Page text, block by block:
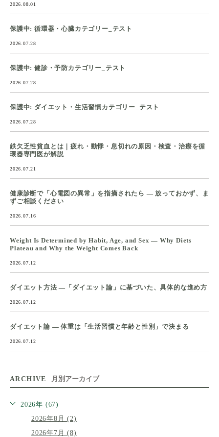
2026.08.01
保護中: 循環器・心臓カテゴリー_テスト
2026.07.28
保護中: 健診・予防カテゴリー_テスト
2026.07.28
保護中: ダイエット・生活習慣カテゴリー_テスト
2026.07.28
鉄欠乏性貧血とは｜疲れ・動悸・息切れの原因・検査・治療を循
環器専門医が解説
2026.07.21
健康診断で「心電図の異常」を指摘されたら ― 放っておかず、ま
ずご相談ください
2026.07.16
Weight Is Determined by Habit, Age, and Sex — Why Diets
Plateau and Why the Weight Comes Back
2026.07.12
ダイエット方法 ―「ダイエット論」に基づいた、具体的な進め方
2026.07.12
ダイエット論 ― 体重は「生活習慣と年齢と性別」で決まる
2026.07.12
ARCHIVE 月別アーカイブ
2026年 (67)
2026年8月 (2)
2026年7月 (8)